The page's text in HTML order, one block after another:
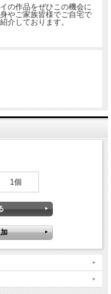
スタンプ）から製造された時代
ザイン的にも品質的にも充実し
ます。エインズレイは英国王
もち素晴らしい作品を数多く作
うか。
ものとなります。若干のスレ、
きたアンティーク、ヴィンテー
の作品をぜひこの機会に
やご家族皆様でご自宅で
介しております。
1個